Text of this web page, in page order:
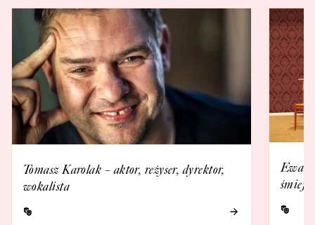
Tomasz Karolak – aktor, reżyser, dyrektor,
wokalista
Ewa
śmieje